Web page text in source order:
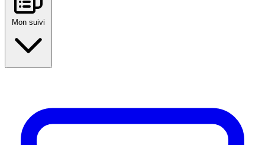
Mon suivi